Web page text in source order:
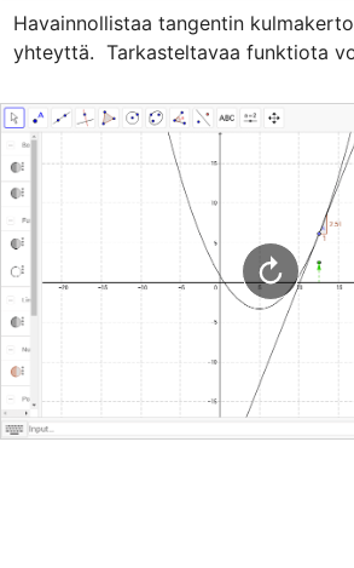
Havainnollistaa tangentin
yhteyttä.  Tarkasteltavaa funktiota